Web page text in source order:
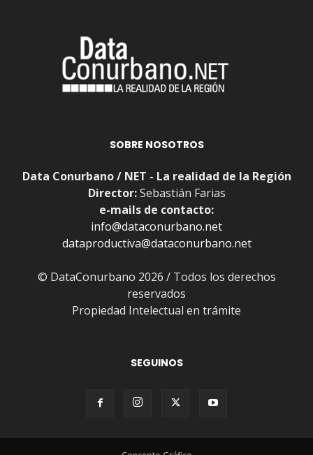
SOBRE NOSOTROS
Data Conurbano / NET - La realidad de la Región
Director:Sebastián Farias
e-mails de contacto:
info@dataconurbano.net
dataproductiva@dataconurbano.net
© DataConurbano 2026 / Todos los derechos
reservados
Propiedad Intelectual en trámite
SEGUINOS